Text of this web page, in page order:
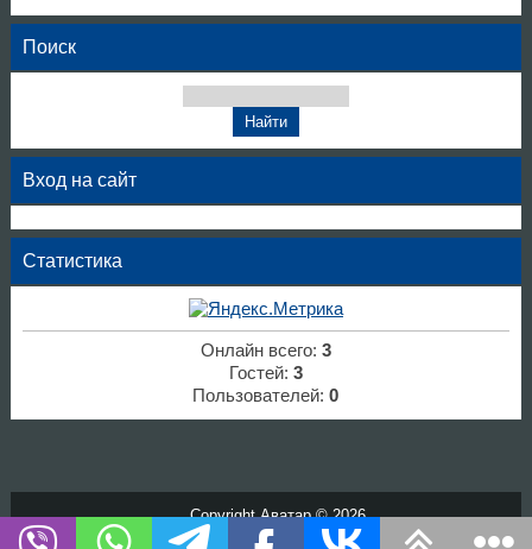
Поиск
Вход на сайт
Статистика
Онлайн всего: 3
Гостей: 3
Пользователей:0
Copyright Аватар © 2026
Хостинг от
uCoz